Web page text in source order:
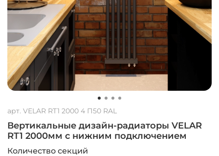
арт. VELAR RT1 2000 4 П50 RAL
Вертикальные дизайн-радиаторы VELAR
RT1 2000мм с нижним подключением
Количество секций